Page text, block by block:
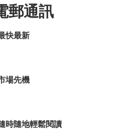
郵通訊
快最新
場先機
時隨地輕鬆閱讀